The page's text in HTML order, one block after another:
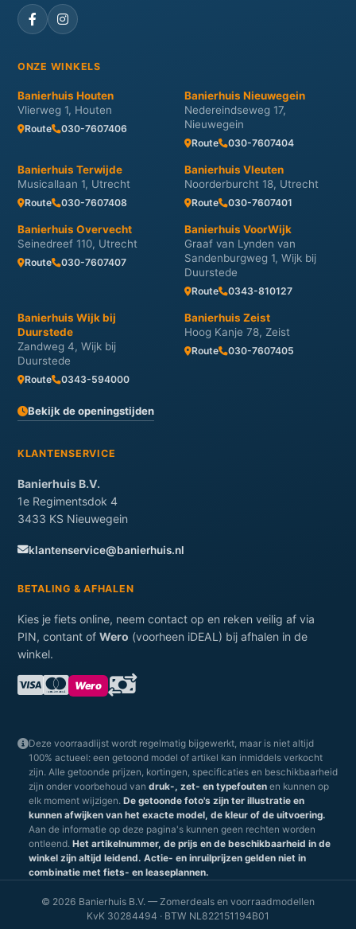
ONZE WINKELS
Banierhuis Houten
Vlierweg 1, Houten
Route 030-7607406
Banierhuis Nieuwegein
Nedereindseweg 17,
Nieuwegein
Route 030-7607404
Banierhuis Terwijde
Musicallaan 1, Utrecht
Route 030-7607408
Banierhuis Vleuten
Noorderburcht 18, Utrecht
Route 030-7607401
Banierhuis Overvecht
Seinedreef 110, Utrecht
Route 030-7607407
Banierhuis VoorWijk
Graaf van Lynden van
Sandenburgweg 1, Wijk bij
Duurstede
Route 0343-810127
Banierhuis Wijk bij
Duurstede
Zandweg 4, Wijk bij
Duurstede
Route 0343-594000
Banierhuis Zeist
Hoog Kanje 78, Zeist
Route 030-7607405
Bekijk de openingstijden
KLANTENSERVICE
Banierhuis B.V.
1e Regimentsdok 4
3433 KS Nieuwegein
klantenservice@banierhuis.nl
BETALING & AFHALEN
Kies je fiets online, neem contact op en reken veilig af via
PIN, contant of Wero (voorheen iDEAL) bij afhalen in de
winkel.
Wero
Deze voorraadlijst wordt regelmatig bijgewerkt, maar is niet altijd
100% actueel: een getoond model of artikel kan inmiddels verkocht
zijn. Alle getoonde prijzen, kortingen, specificaties en beschikbaarheid
zijn onder voorbehoud van druk-, zet- en typefouten en kunnen op
elk moment wijzigen. De getoonde foto's zijn ter illustratie en
kunnen afwijken van het exacte model, de kleur of de uitvoering.
Aan de informatie op deze pagina's kunnen geen rechten worden
ontleend. Het artikelnummer, de prijs en de beschikbaarheid in de
winkel zijn altijd leidend. Actie- en inruilprijzen gelden niet in
combinatie met fiets- en leaseplannen.
© 2026 Banierhuis B.V. — Zomerdeals en voorraadmodellen
KvK 30284494 · BTW NL822151194B01